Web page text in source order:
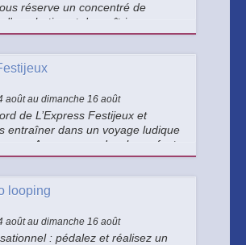
réserve un concentré de
d'acrobaties et de maîtrise
spectaculaires,
époustouflant !
août au dimanche 16 août
de L’Express Festijeux et
entraîner dans un voyage ludique
Aux commandes, les enfants
véritables conducteurs et
looping
août au dimanche 16 août
: pédalez et réalisez un